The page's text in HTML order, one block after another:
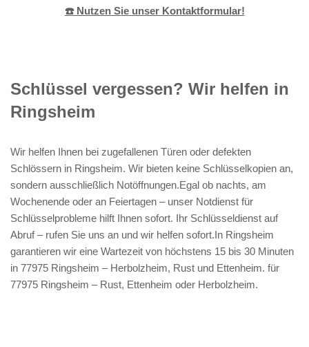
☎️ Nutzen Sie unser Kontaktformular!
Schlüssel vergessen? Wir helfen in
Ringsheim
Wir helfen Ihnen bei zugefallenen Türen oder defekten
Schlössern in Ringsheim. Wir bieten keine Schlüsselkopien an,
sondern ausschließlich Notöffnungen.Egal ob nachts, am
Wochenende oder an Feiertagen – unser Notdienst für
Schlüsselprobleme hilft Ihnen sofort. Ihr Schlüsseldienst auf
Abruf – rufen Sie uns an und wir helfen sofort.In Ringsheim
garantieren wir eine Wartezeit von höchstens 15 bis 30 Minuten
in 77975 Ringsheim – Herbolzheim, Rust und Ettenheim. für
77975 Ringsheim – Rust, Ettenheim oder Herbolzheim.